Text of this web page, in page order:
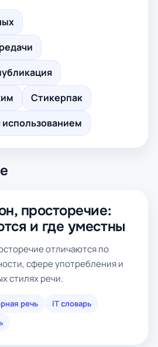
Стикерпак
просторечие:
и где уместны
отличаются по
сфере употребления и
стилях речи.
речь
IT словарь